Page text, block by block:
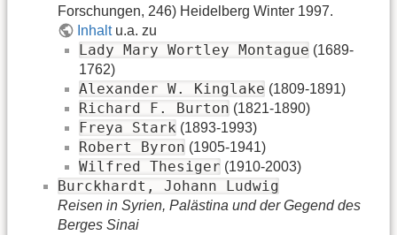
Forschungen, 246) Heidelberg Winter 1997.
Inhaltu.a. zu
Lady Mary Wortley Montague (1689-
1762)
Alexander W. Kinglake (1809-1891)
Richard F. Burton (1821-1890)
Freya Stark (1893-1993)
Robert Byron (1905-1941)
Wilfred Thesiger (1910-2003)
Burckhardt, Johann Ludwig
Reisen in Syrien, Palästina und der Gegend des
Berges Sinai